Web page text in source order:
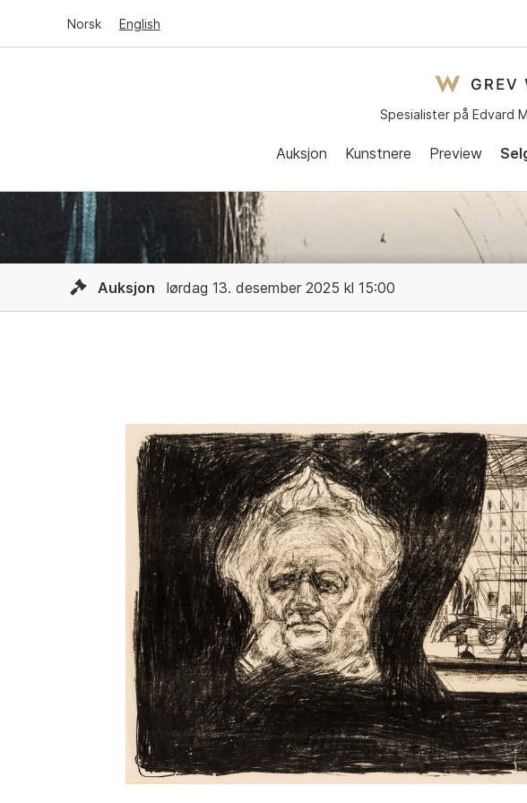
Norsk English
Spesialister på Edvard
Auksjon Kunstnere Preview
Auksjon lørdag 13. desember 2025 kl 15:00